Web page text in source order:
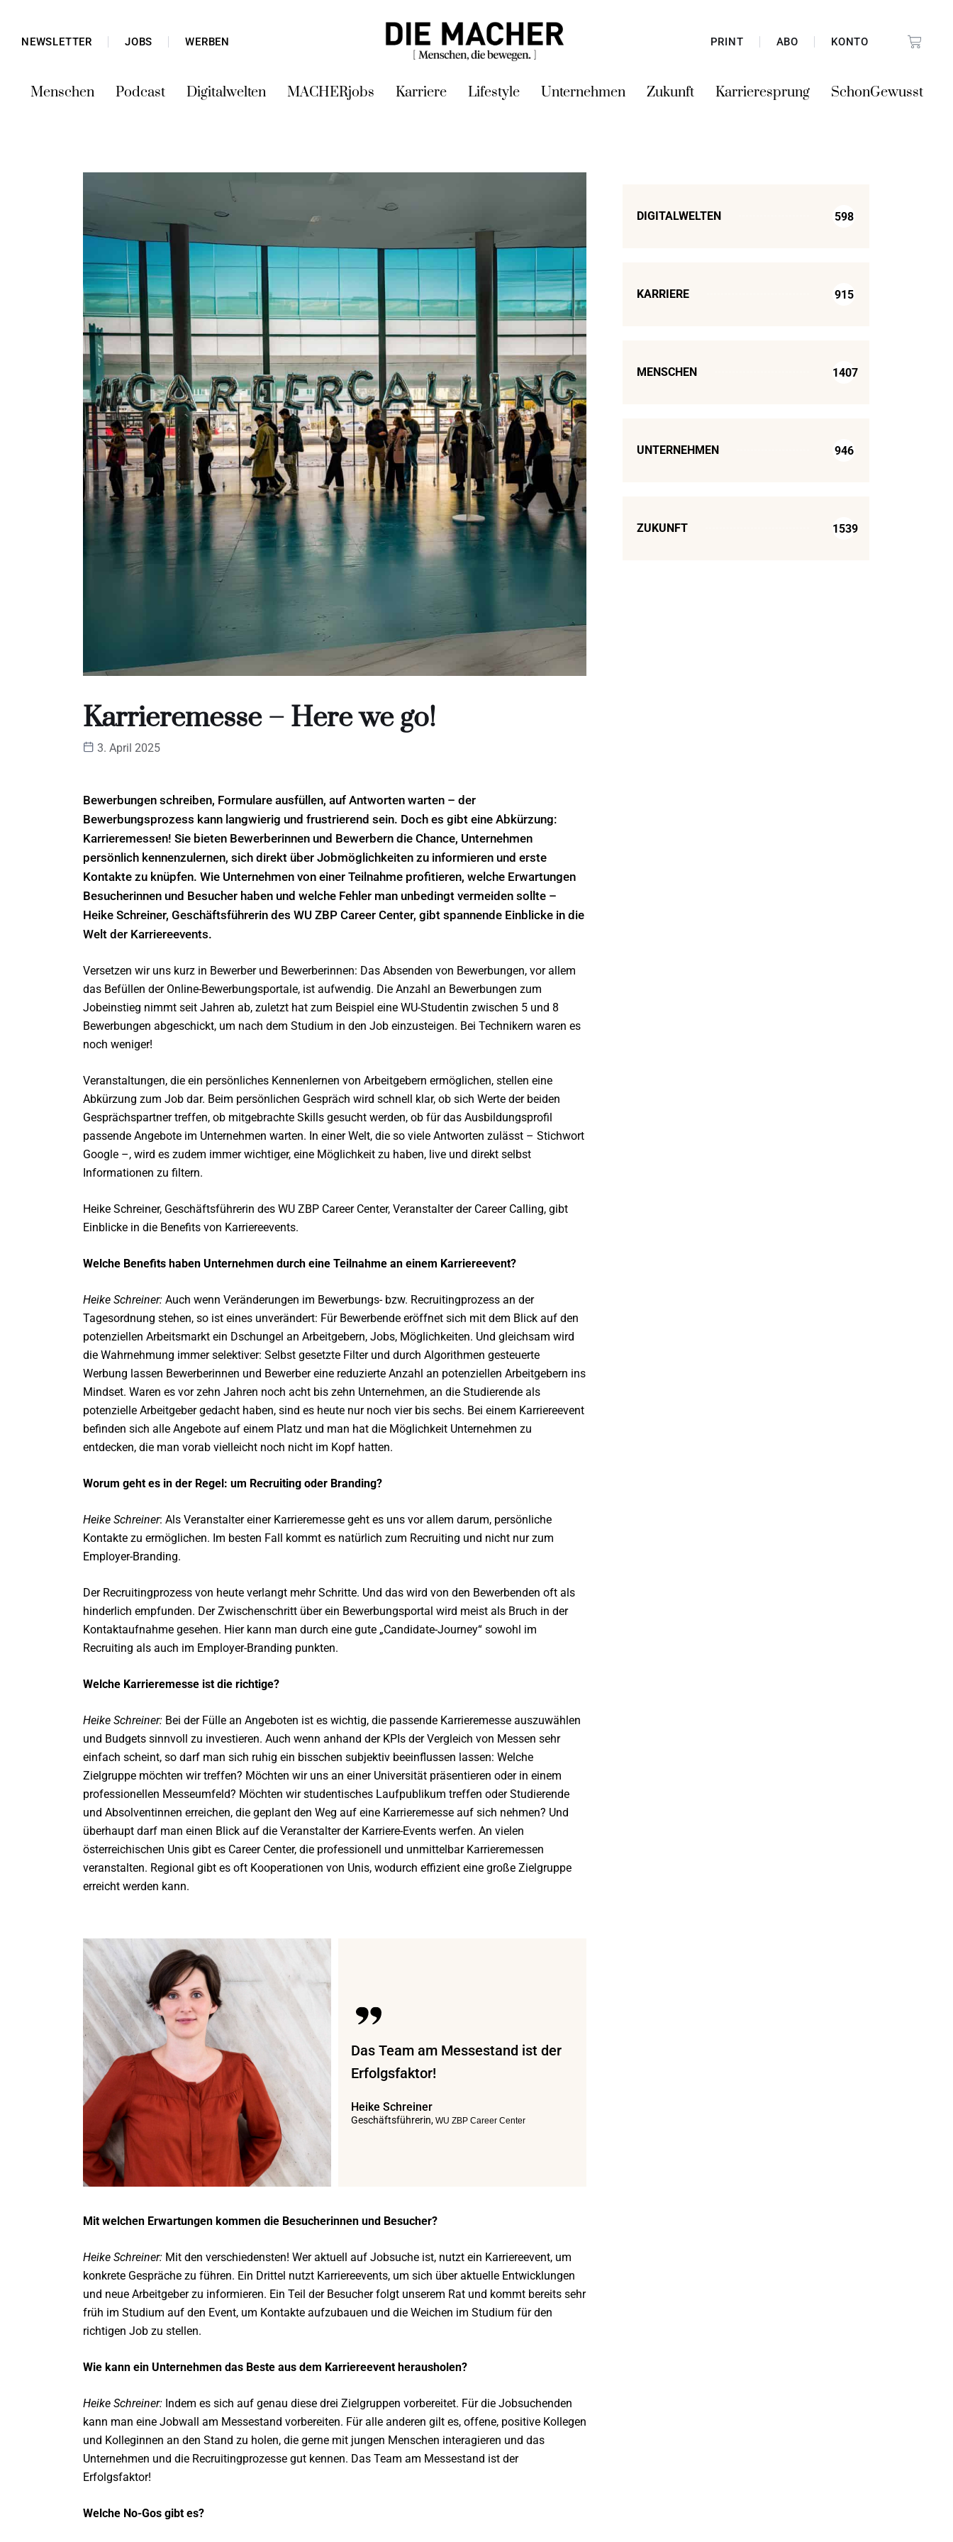
NEWSLETTER JOBS WERBEN PRINT ABO KONTO
Menschen Podcast Digitalwelten MACHERjobs Karriere Lifestyle Unternehmen Zukunft Karrieresprung SchonGewusst
Karrieremesse – Here we go!
3. April 2025
Bewerbungen schreiben, Formulare ausfüllen, auf Antworten warten – der
Bewerbungsprozess kann langwierig und frustrierend sein. Doch es gibt eine Abkürzung:
Karrieremessen! Sie bieten Bewerberinnen und Bewerbern die Chance, Unternehmen
persönlich kennenzulernen, sich direkt über Jobmöglichkeiten zu informieren und erste
Kontakte zu knüpfen. Wie Unternehmen von einer Teilnahme profitieren, welche Erwartungen
Besucherinnen und Besucher haben und welche Fehler man unbedingt vermeiden sollte –
Heike Schreiner, Geschäftsführerin des WU ZBP Career Center, gibt spannende Einblicke in die
Welt der Karriereevents.
Versetzen wir uns kurz in Bewerber und Bewerberinnen: Das Absenden von Bewerbungen, vor allem
das Befüllen der Online-Bewerbungsportale, ist aufwendig. Die Anzahl an Bewerbungen zum
Jobeinstieg nimmt seit Jahren ab, zuletzt hat zum Beispiel eine WU-Studentin zwischen 5 und 8
Bewerbungen abgeschickt, um nach dem Studium in den Job einzusteigen. Bei Technikern waren es
noch weniger!
Veranstaltungen, die ein persönliches Kennenlernen von Arbeitgebern ermöglichen, stellen eine
Abkürzung zum Job dar. Beim persönlichen Gespräch wird schnell klar, ob sich Werte der beiden
Gesprächspartner treffen, ob mitgebrachte Skills gesucht werden, ob für das Ausbildungsprofil
passende Angebote im Unternehmen warten. In einer Welt, die so viele Antworten zulässt – Stichwort
Google –, wird es zudem immer wichtiger, eine Möglichkeit zu haben, live und direkt selbst
Informationen zu filtern.
Heike Schreiner, Geschäftsführerin des WU ZBP Career Center, Veranstalter der Career Calling, gibt
Einblicke in die Benefits von Karriereevents.
Welche Benefits haben Unternehmen durch eine Teilnahme an einem Karriereevent?
Heike Schreiner: Auch wenn Veränderungen im Bewerbungs- bzw. Recruitingprozess an der
Tagesordnung stehen, so ist eines unverändert: Für Bewerbende eröffnet sich mit dem Blick auf den
potenziellen Arbeitsmarkt ein Dschungel an Arbeitgebern, Jobs, Möglichkeiten. Und gleichsam wird
die Wahrnehmung immer selektiver: Selbst gesetzte Filter und durch Algorithmen gesteuerte
Werbung lassen Bewerberinnen und Bewerber eine reduzierte Anzahl an potenziellen Arbeitgebern ins
Mindset. Waren es vor zehn Jahren noch acht bis zehn Unternehmen, an die Studierende als
potenzielle Arbeitgeber gedacht haben, sind es heute nur noch vier bis sechs. Bei einem Karriereevent
befinden sich alle Angebote auf einem Platz und man hat die Möglichkeit Unternehmen zu
entdecken, die man vorab vielleicht noch nicht im Kopf hatten.
Worum geht es in der Regel: um Recruiting oder Branding?
Heike Schreiner: Als Veranstalter einer Karrieremesse geht es uns vor allem darum, persönliche
Kontakte zu ermöglichen. Im besten Fall kommt es natürlich zum Recruiting und nicht nur zum
Employer-Branding.
Der Recruitingprozess von heute verlangt mehr Schritte. Und das wird von den Bewerbenden oft als
hinderlich empfunden. Der Zwischenschritt über ein Bewerbungsportal wird meist als Bruch in der
Kontaktaufnahme gesehen. Hier kann man durch eine gute „Candidate-Journey“ sowohl im
Recruiting als auch im Employer-Branding punkten.
Welche Karrieremesse ist die richtige?
Heike Schreiner: Bei der Fülle an Angeboten ist es wichtig, die passende Karrieremesse auszuwählen
und Budgets sinnvoll zu investieren. Auch wenn anhand der KPIs der Vergleich von Messen sehr
einfach scheint, so darf man sich ruhig ein bisschen subjektiv beeinflussen lassen: Welche
Zielgruppe möchten wir treffen? Möchten wir uns an einer Universität präsentieren oder in einem
professionellen Messeumfeld? Möchten wir studentisches Laufpublikum treffen oder Studierende
und Absolventinnen erreichen, die geplant den Weg auf eine Karrieremesse auf sich nehmen? Und
überhaupt darf man einen Blick auf die Veranstalter der Karriere-Events werfen. An vielen
österreichischen Unis gibt es Career Center, die professionell und unmittelbar Karrieremessen
veranstalten. Regional gibt es oft Kooperationen von Unis, wodurch effizient eine große Zielgruppe
erreicht werden kann.
Das Team am Messestand ist der
Erfolgsfaktor!
Heike Schreiner
Geschäftsführerin,WU ZBP Career Center
Mit welchen Erwartungen kommen die Besucherinnen und Besucher?
Heike Schreiner: Mit den verschiedensten! Wer aktuell auf Jobsuche ist, nutzt ein Karriereevent, um
konkrete Gespräche zu führen. Ein Drittel nutzt Karriereevents, um sich über aktuelle Entwicklungen
und neue Arbeitgeber zu informieren. Ein Teil der Besucher folgt unserem Rat und kommt bereits sehr
früh im Studium auf den Event, um Kontakte aufzubauen und die Weichen im Studium für den
richtigen Job zu stellen.
Wie kann ein Unternehmen das Beste aus dem Karriereevent herausholen?
Heike Schreiner: Indem es sich auf genau diese drei Zielgruppen vorbereitet. Für die Jobsuchenden
kann man eine Jobwall am Messestand vorbereiten. Für alle anderen gilt es, offene, positive Kollegen
und Kolleginnen an den Stand zu holen, die gerne mit jungen Menschen interagieren und das
Unternehmen und die Recruitingprozesse gut kennen. Das Team am Messestand ist der
Erfolgsfaktor!
Welche No-Gos gibt es?
DIGITALWELTEN 598
KARRIERE 915
MENSCHEN 1407
UNTERNEHMEN 946
ZUKUNFT 1539